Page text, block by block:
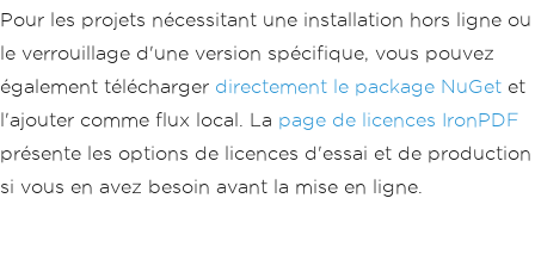
Pour les projets nécessitant une installation hors ligne ou
le verrouillage d'une version spécifique, vous pouvez
également télécharger directement le package NuGet et
l'ajouter comme flux local. La page de licences IronPDF
présente les options de licences d'essai et de production
si vous en avez besoin avant la mise en ligne.